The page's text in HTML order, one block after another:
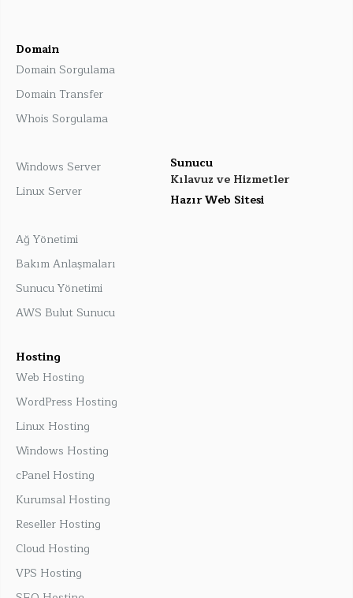
Domain
Domain Sorgulama
Domain Transfer
Whois Sorgulama
Sunucu
Windows Server
Linux Server
Kılavuz ve Hizmetler
Ağ Yönetimi
Bakım Anlaşmaları
Sunucu Yönetimi
AWS Bulut Sunucu
Hazır Web Sitesi
Hosting
Web Hosting
WordPress Hosting
Linux Hosting
Windows Hosting
cPanel Hosting
Kurumsal Hosting
Reseller Hosting
Cloud Hosting
VPS Hosting